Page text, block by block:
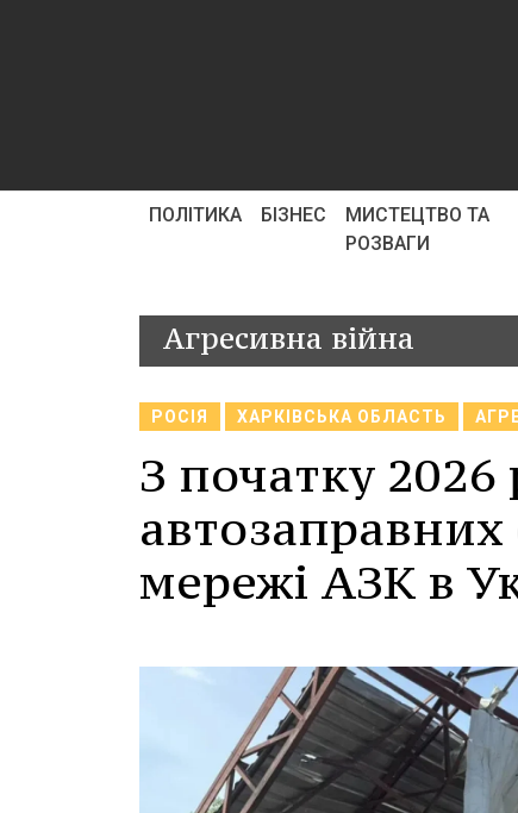
ПОЛІТИКА БІЗНЕС
МИСТЕЦТВО ТА
РОЗВАГИ
Агресивна війна
РОСІЯ ХАРКІВСЬКА ОБЛАСТЬ
З початку
автозаправних
мережі АЗК в